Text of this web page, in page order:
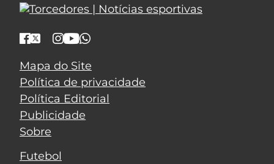
Mapa do Site
Política de privacidade
Política Editorial
Publicidade
Sobre
Futebol